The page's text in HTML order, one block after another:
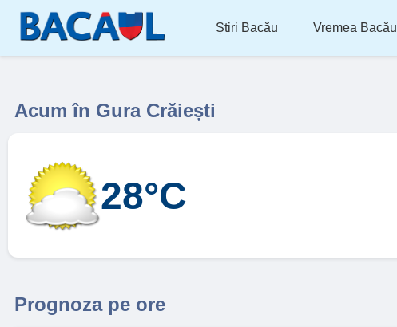
Știri Bacău Vremea Bacău
Acum în Gura Crăiești
28°C
Prognoza pe ore